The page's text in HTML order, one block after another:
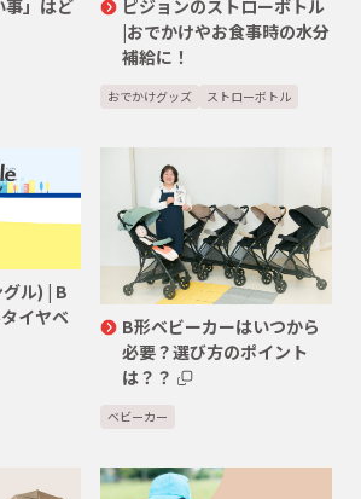
事」はど
ピジョンのストローボトル
|おでかけやお食事時の水分
補給に！
おでかけグッズ ストローボトル
ル) | B
イヤベ
B形ベビーカーはいつから
必要？選び方のポイント
は？？
ベビーカー